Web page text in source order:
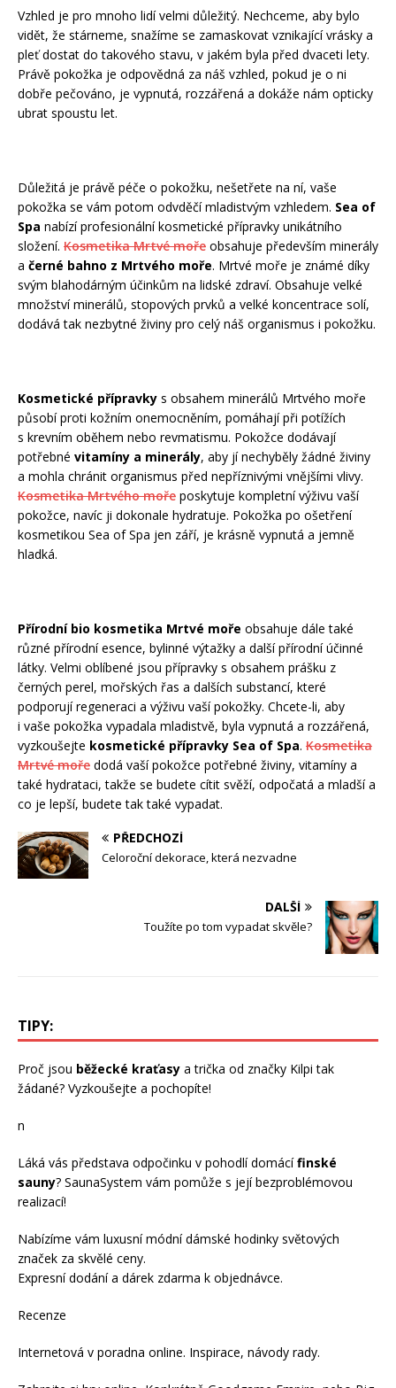
Vzhled je pro mnoho lidí velmi důležitý. Nechceme, aby bylo
vidět, že stárneme, snažíme se zamaskovat vznikající vrásky a
pleť dostat do takového stavu, v jakém byla před dvaceti lety.
Právě pokožka je odpovědná za náš vzhled, pokud je o ni
dobře pečováno, je vypnutá, rozzářená a dokáže nám opticky
ubrat spoustu let.
Důležitá je právě péče o pokožku, nešetřete na ní, vaše
pokožka se vám potom odvděčí mladistvým vzhledem. Sea of
Spa nabízí profesionální kosmetické přípravky unikátního
složení. Kosmetika Mrtvé moře obsahuje především minerály
a černé bahno z Mrtvého moře. Mrtvé moře je známé díky
svým blahodárným účinkům na lidské zdraví. Obsahuje velké
množství minerálů, stopových prvků a velké koncentrace solí,
dodává tak nezbytné živiny pro celý náš organismus i pokožku.
Kosmetické přípravky s obsahem minerálů Mrtvého moře
působí proti kožním onemocněním, pomáhají při potížích
s krevním oběhem nebo revmatismu. Pokožce dodávají
potřebné vitamíny a minerály, aby jí nechyběly žádné živiny
a mohla chránit organismus před nepříznivými vnějšími vlivy.
Kosmetika Mrtvého moře poskytuje kompletní výživu vaší
pokožce, navíc ji dokonale hydratuje. Pokožka po ošetření
kosmetikou Sea of Spa jen září, je krásně vypnutá a jemně
hladká.
Přírodní bio kosmetika Mrtvé moře obsahuje dále také
různé přírodní esence, bylinné výtažky a další přírodní účinné
látky. Velmi oblíbené jsou přípravky s obsahem prášku z
černých perel, mořských řas a dalších substancí, které
podporují regeneraci a výživu vaší pokožky. Chcete-li, aby
i vaše pokožka vypadala mladistvě, byla vypnutá a rozzářená,
vyzkoušejte kosmetické přípravky Sea of Spa. Kosmetika
Mrtvé moře dodá vaší pokožce potřebné živiny, vitamíny a
také hydrataci, takže se budete cítit svěží, odpočatá a mladší a
co je lepší, budete tak také vypadat.
PŘEDCHOZÍ
Celoroční dekorace, která nezvadne
DALŠÍ
Toužíte po tom vypadat skvěle?
TIPY:
Proč jsou běžecké kraťasy a trička od značky Kilpi tak
žádané? Vyzkoušejte a pochopíte!
n
Láká vás představa odpočinku v pohodlí domácífinské
sauny? SaunaSystem vám pomůže s její bezproblémovou
realizací!
Nabízíme vám luxusní módnídámské hodinky světových
značek za skvělé ceny.
Expresní dodání a dárek zdarma k objednávce.
Recenze
Internetová v poradna online. Inspirace, návody rady.